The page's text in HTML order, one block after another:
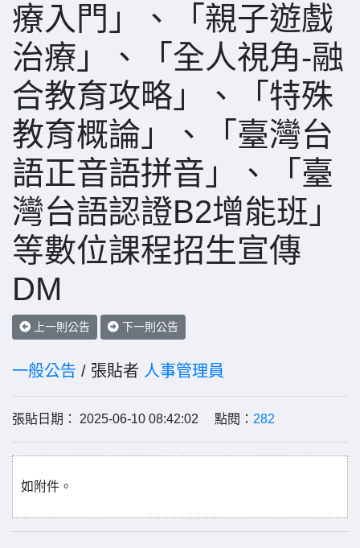
療入門」、「親子遊戲
治療」、「全人視角-融
合教育攻略」、「特殊
教育概論」、「臺灣台
語正音語拼音」、「臺
灣台語認證B2增能班」
等數位課程招生宣傳
DM
上一則公告 下一則公告
一般公告 / 張貼者 人事管理員
張貼日期： 2025-06-10 08:42:02 點閱： 282
如附件。